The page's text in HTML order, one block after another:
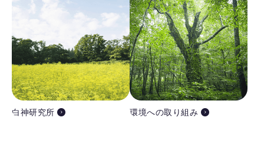
白神研究所 環境への取り組み